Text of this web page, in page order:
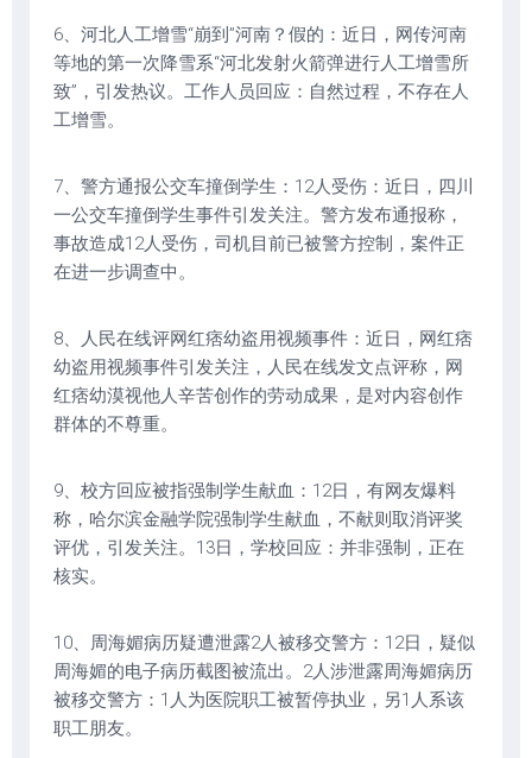
6、河北人工增雪“崩到”河南？假的：近日，网传河南
等地的第一次降雪系“河北发射火箭弹进行人工增雪所
致”，引发热议。工作人员回应：自然过程，不存在人
工增雪。
7、警方通报公交车撞倒学生：12人受伤：近日，四川
一公交车撞倒学生事件引发关注。警方发布通报称，
事故造成12人受伤，司机目前已被警方控制，案件正
在进一步调查中。
8、人民在线评网红痞幼盗用视频事件：近日，网红痞
幼盗用视频事件引发关注，人民在线发文点评称，网
红痞幼漠视他人辛苦创作的劳动成果，是对内容创作
群体的不尊重。
9、校方回应被指强制学生献血：12日，有网友爆料
称，哈尔滨金融学院强制学生献血，不献则取消评奖
评优，引发关注。13日，学校回应：并非强制，正在
核实。
10、周海媚病历疑遭泄露2人被移交警方：12日，疑似
周海媚的电子病历截图被流出。2人涉泄露周海媚病历
被移交警方：1人为医院职工被暂停执业，另1人系该
职工朋友。